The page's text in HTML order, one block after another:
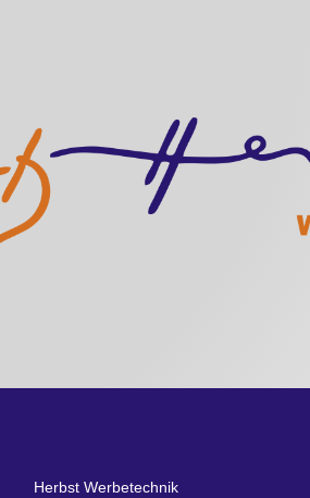
Herbst Werbetechnik